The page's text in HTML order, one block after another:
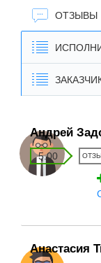
ОТЗЫВЫ
Андрей
5.00
Анастасия